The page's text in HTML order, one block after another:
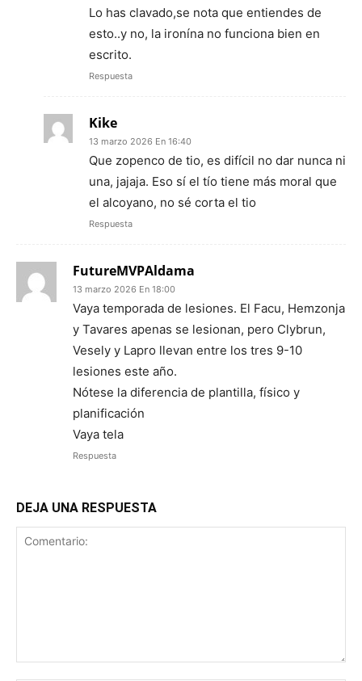
Lo has clavado,se nota que entiendes de
esto..y no, la ironína no funciona bien en
escrito.
Respuesta
Kike
13 marzo 2026 En 16:40
Que zopenco de tio, es difícil no dar nunca ni
una, jajaja. Eso sí el tío tiene más moral que
el alcoyano, no sé corta el tio
Respuesta
FutureMVPAldama
13 marzo 2026 En 18:00
Vaya temporada de lesiones. El Facu, Hemzonja
y Tavares apenas se lesionan, pero Clybrun,
Vesely y Lapro llevan entre los tres 9-10
lesiones este año.
Nótese la diferencia de plantilla, físico y
planificación
Vaya tela
Respuesta
DEJA UNA RESPUESTA